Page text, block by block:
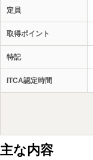
定員
取得ポイント
特記
ITCA認定時間
主な内容